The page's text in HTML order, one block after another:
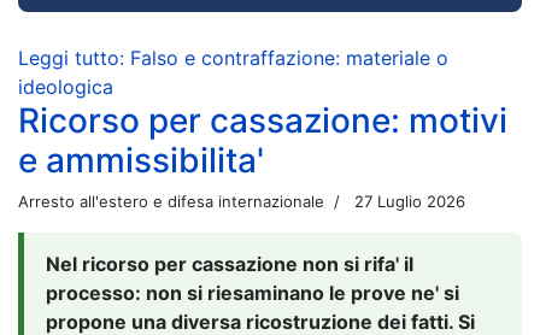
Leggi tutto: Falso e contraffazione: materiale o
ideologica
Ricorso per cassazione: motivi
e ammissibilita'
Arresto all'estero e difesa internazionale 27 Luglio 2026
Nel ricorso per cassazione non si rifa' il
processo: non si riesaminano le prove ne' si
propone una diversa ricostruzione dei fatti. Si